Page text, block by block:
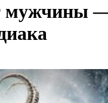
мужчины